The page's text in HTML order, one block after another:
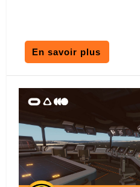
En savoir plus